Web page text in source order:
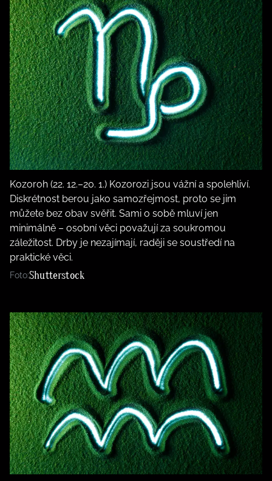
Kozoroh (22. 12.–20. 1.) Kozorozi jsou vážní a spolehliví.
Diskrétnost berou jako samozřejmost, proto se jim
můžete bez obav svěřit. Sami o sobě mluví jen
minimálně – osobní věci považují za soukromou
záležitost. Drby je nezajímají, raději se soustředí na
praktické věci.
Foto:Shutterstock